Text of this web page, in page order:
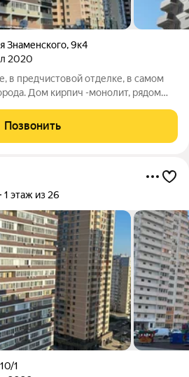
Знаменского,9к4
2020
в предчистовой отделке, в самом
Дом кирпич -монолит, рядом
Позвонить
1 этаж из 26
10/1